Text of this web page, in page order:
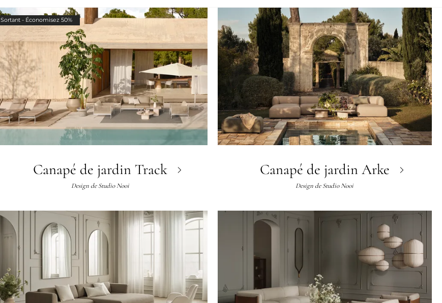
Sortant - Économisez 50%
Canapé de jardin Track
Design deStudio Nooi
Canapé de jardin Arke
Design deStudio Nooi